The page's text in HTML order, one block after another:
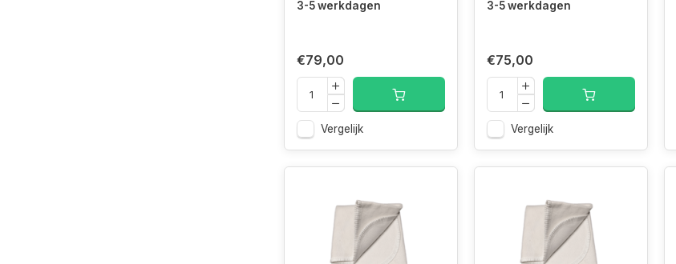
3-5 werkdagen
€79,00
Vergelijk
3-5 werkdagen
€75,00
Vergelijk